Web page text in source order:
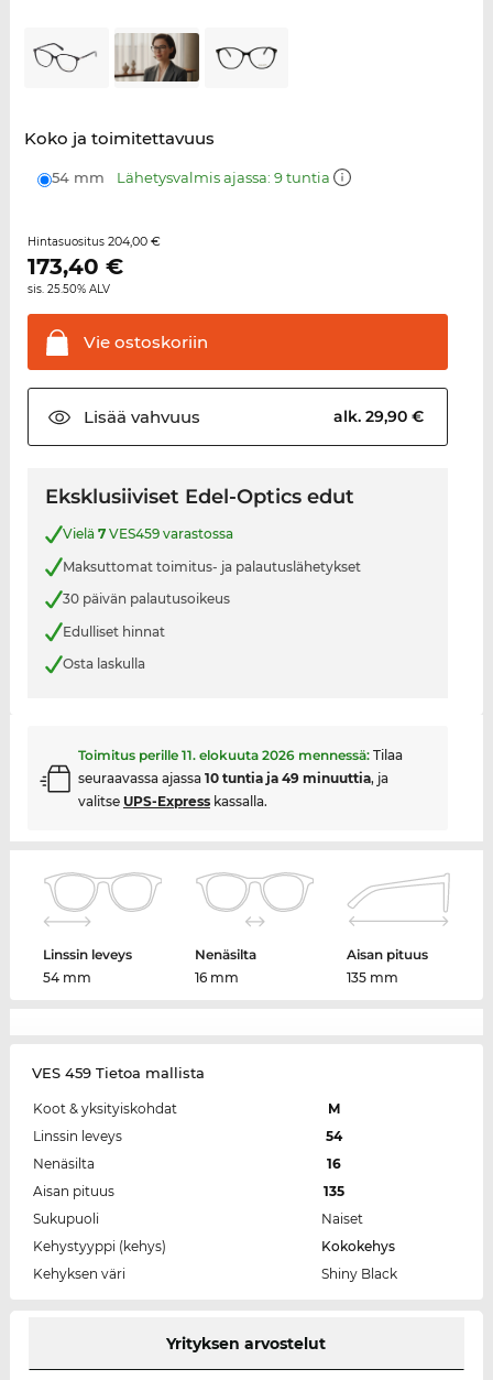
Koko ja toimitettavuus
54 mm Lähetysvalmis ajassa: 9 tuntia
Hintasuositus 204,00 €
173,40 €
sis. 25.50% ALV
Vieostoskoriin
Lisää vahvuus alk. 29,90 €
Eksklusiiviset Edel-Optics edut
Vielä 7VES459 varastossa
Maksuttomat toimitus- ja palautuslähetykset
30 päivän palautusoikeus
Edulliset hinnat
Osta laskulla
Toimitus perille 11. elokuuta 2026mennessä: Tilaa
seuraavassa ajassa 10 tuntia ja 49 minuuttia, ja
valitse UPS-Expresskassalla.
Linssin leveys
54 mm
Nenäsilta
16 mm
Aisan pituus
135 mm
VES 459 Tietoa mallista
Koot & yksityiskohdat
M
Linssin leveys
54
Nenäsilta
16
Aisan pituus
135
Sukupuoli
Naiset
Kehystyyppi (kehys)
Kokokehys
Kehyksen väri
Shiny Black
Yrityksen arvostelut